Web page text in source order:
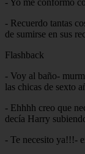
- Recuerdo tantas
de sumirse en sus
Flashback
- Voy al baño-
las chicas de sexto
- Ehhhh creo que
decía Harry
- Te necesito ya!!!-